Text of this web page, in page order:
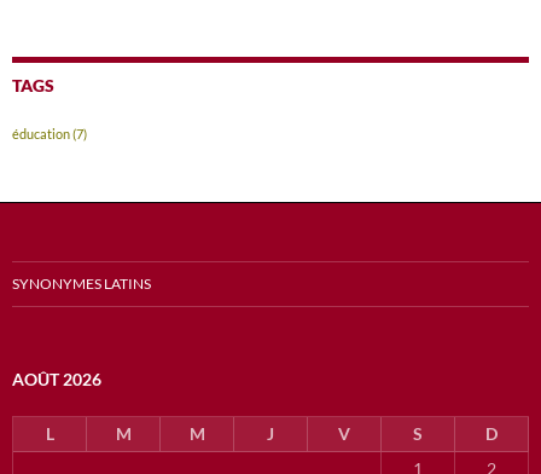
TAGS
éducation(7)
SYNONYMES LATINS
AOÛT 2026
L M M J V S
D
1
2